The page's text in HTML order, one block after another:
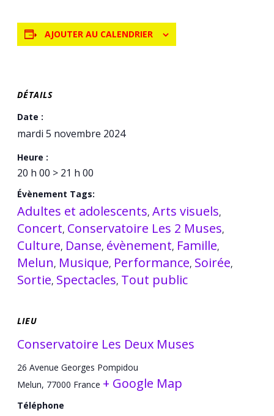
AJOUTER AU CALENDRIER
DÉTAILS
Date :
mardi 5 novembre 2024
Heure :
20 h 00 > 21 h 00
Évènement Tags:
Adultes et adolescents,Arts visuels,
Concert, Conservatoire Les 2 Muses,
Culture, Danse, évènement, Famille,
Melun, Musique, Performance, Soirée,
Sortie, Spectacles, Tout public
LIEU
Conservatoire Les Deux Muses
26 Avenue Georges Pompidou
Melun, 77000 France + Google Map
Téléphone